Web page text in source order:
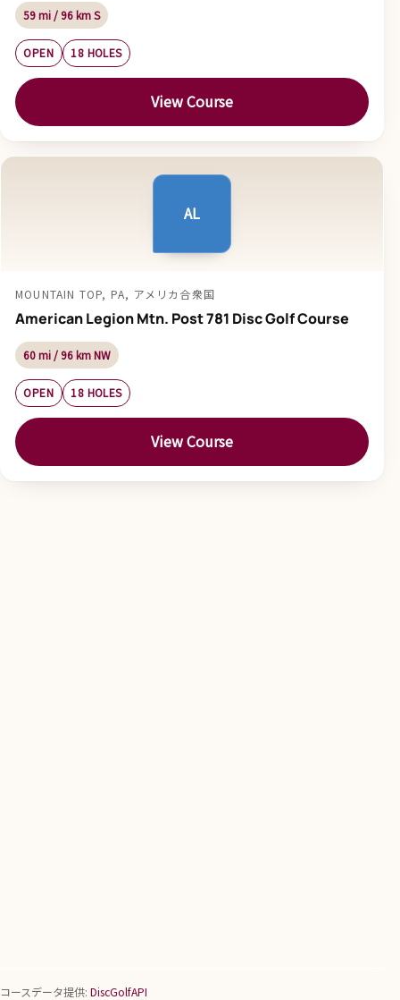
59 mi / 96 km S
OPEN 18 HOLES
View Course
AL
MOUNTAIN TOP, PA, アメリカ合衆国
American Legion Mtn. Post 781 Disc Golf Course
60 mi / 96 km NW
OPEN 18 HOLES
View Course
コースデータ提供: DiscGolfAPI